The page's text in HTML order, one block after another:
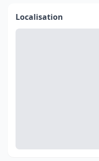
Localisation